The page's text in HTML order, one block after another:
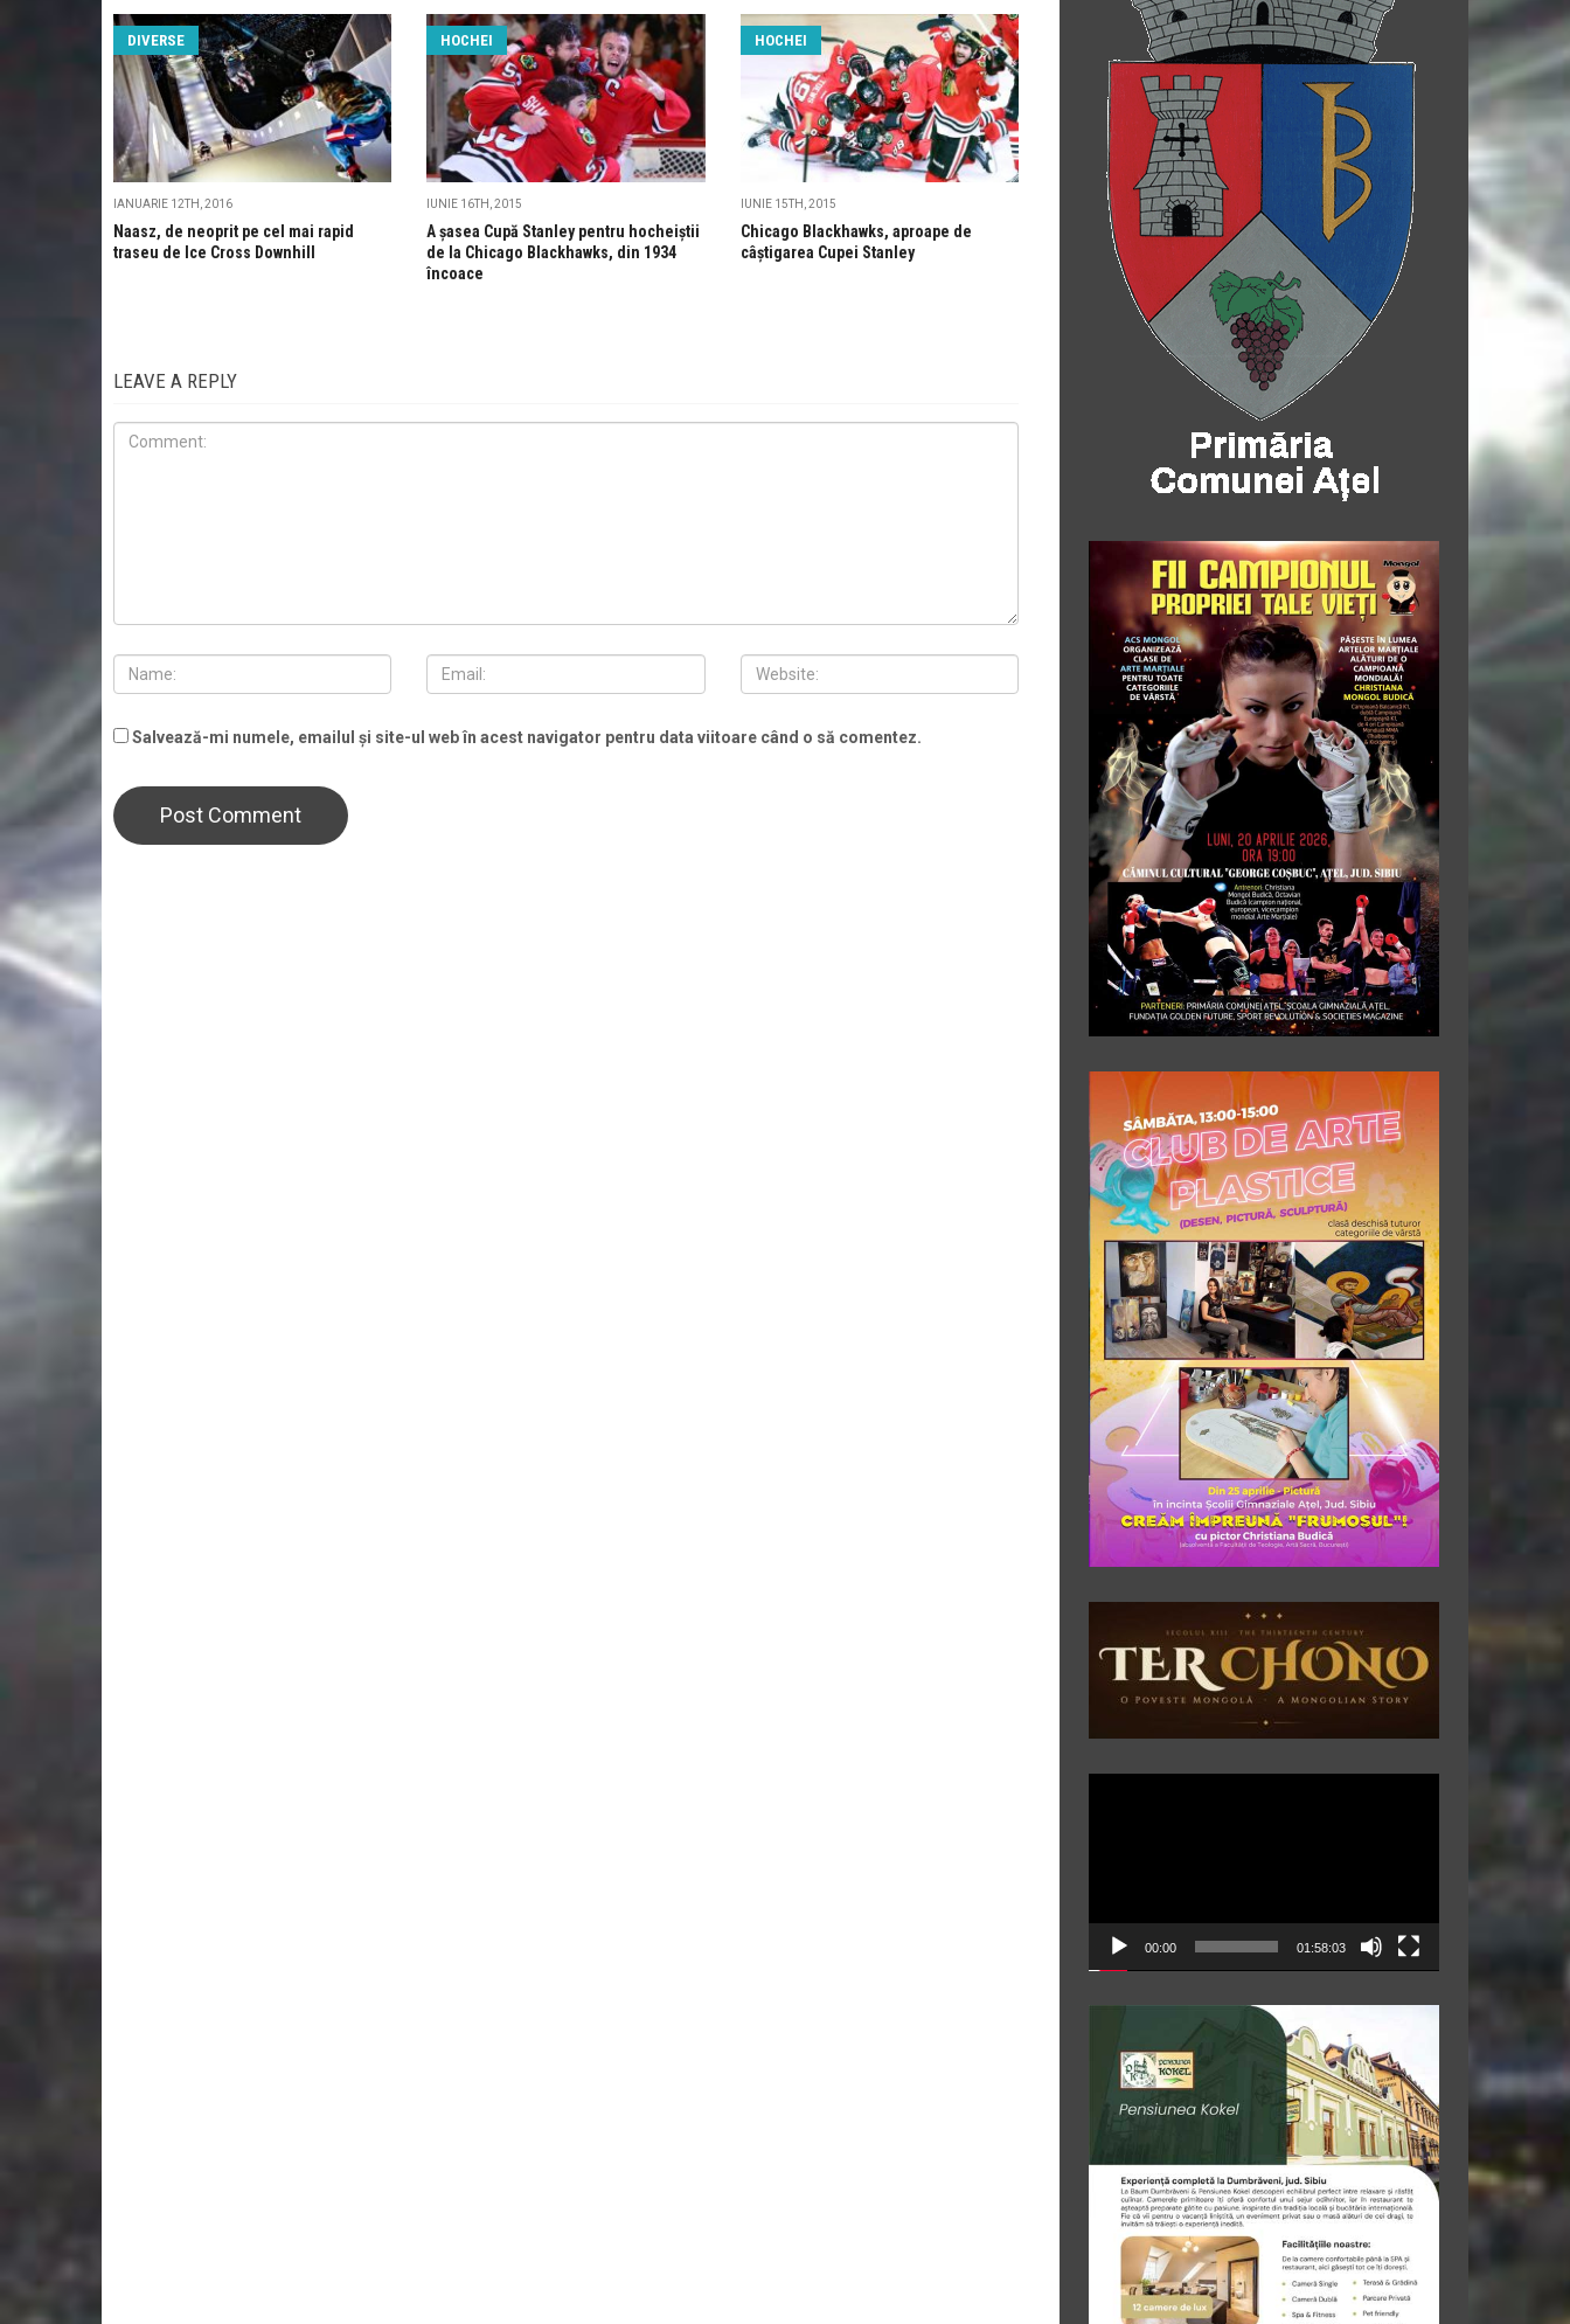
DIVERSE
IANUARIE 12TH, 2016
Naasz, de neoprit pe cel mai rapid
traseu de Ice Cross Downhill
HOCHEI
IUNIE 16TH, 2015
A șasea Cupă Stanley pentru hocheiștii
de la Chicago Blackhawks, din 1934
încoace
HOCHEI
IUNIE 15TH, 2015
Chicago Blackhawks, aproape de
câștigarea Cupei Stanley
LEAVE A REPLY
Salvează-mi numele, emailul și site-ul web în acest navigator pentru data viitoare când o să comentez.
00:00 01:58:03